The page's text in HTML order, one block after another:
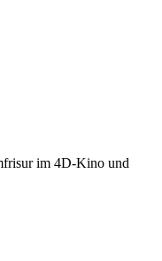
im 4D-Kino und